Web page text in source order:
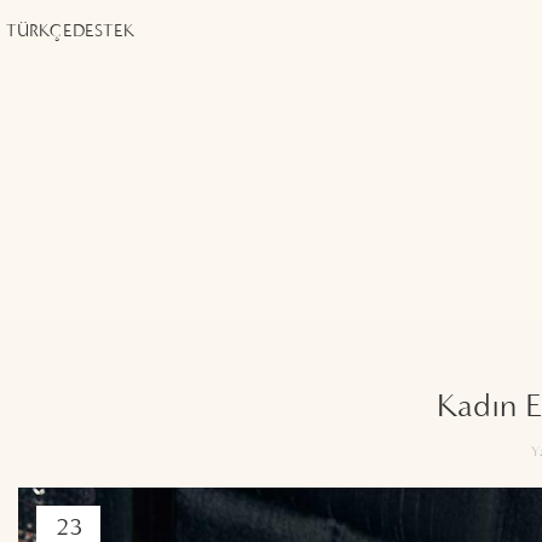
TÜRKÇEDESTEK
Kadın
23